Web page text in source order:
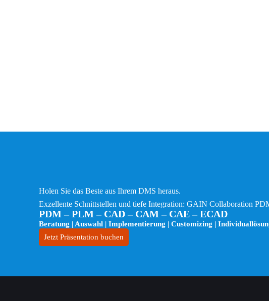
Holen Sie das Beste aus Ihrem DMS heraus.
Exzellente Schnittstellen und tiefe Integration: GAIN Collaboration
PDM – PLM – CAD – CAM – CAE – ECAD
Beratung | Auswahl | Implementierung | Customizing |
Jetzt Präsentation buchen